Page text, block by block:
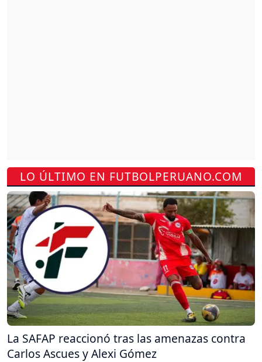
LO ÚLTIMO EN FUTBOLPERUANO.COM
La SAFAP reaccionó tras las amenazas contra
Carlos Ascues y Alexi Gómez